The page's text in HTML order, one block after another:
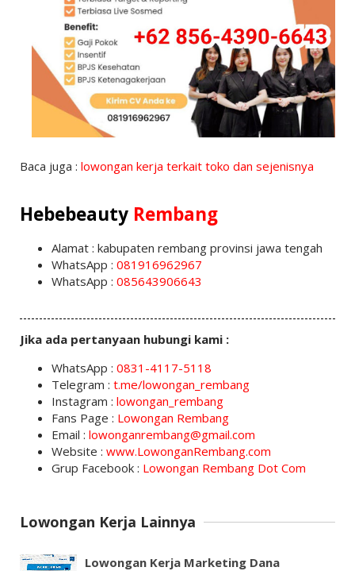
Baca juga : lowongan kerja terkait toko dan sejenisnya
Hebebeauty Rembang
Alamat : kabupaten rembang provinsi jawa tengah
WhatsApp : 081916962967
WhatsApp : 085643906643
Jika ada pertanyaan hubungi kami :
WhatsApp : 0831-4117-5118
Telegram : t.me/lowongan_rembang
Instagram : lowongan_rembang
Fans Page : Lowongan Rembang
Email : lowonganrembang@gmail.com
Website : www.LowonganRembang.com
Grup Facebook : Lowongan Rembang Dot Com
Lowongan Kerja Lainnya
Lowongan Kerja Marketing Dana